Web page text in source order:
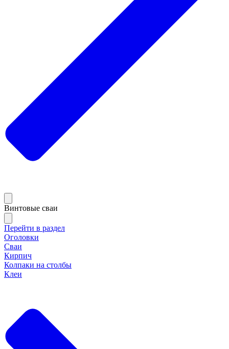
Винтовые сваи
Перейти в раздел
Оголовки
Сваи
Кирпич
Колпаки на столбы
Клеи